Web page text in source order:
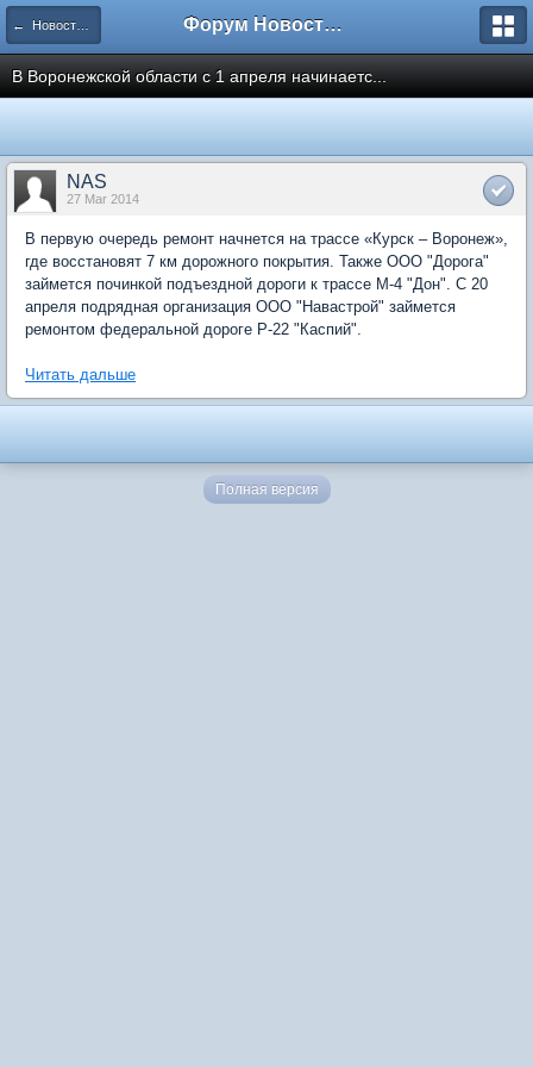
← Новости рынка недвижимости Форум Новостройки
В Воронежской области с 1 апреля начинаетс...
NAS
27 Mar 2014
В первую очередь ремонт начнется на трассе «Курск – Воронеж»,
где восстановят 7 км дорожного покрытия. Также ООО "Дорога"
займется починкой подъездной дороги к трассе М-4 "Дон". С 20
апреля подрядная организация ООО "Навастрой" займется
ремонтом федеральной дороге Р-22 "Каспий".
Читать дальше
Полная версия